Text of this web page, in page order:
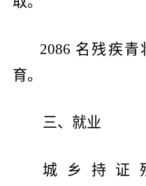
2086 名残疾青
育。
三、就业
城乡持证